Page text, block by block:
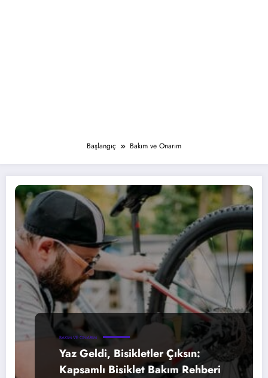
Başlangıç Bakım ve Onarım
BAKIM VE ONARIM
Yaz Geldi, Bisikletler Çıksın:
Kapsamlı Bisiklet Bakım Rehberi